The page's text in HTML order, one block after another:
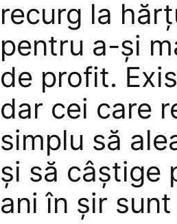
recurg la
pentru a-şi
de profit.
dar cei care
simplu să
şi să câştige
ani în şir